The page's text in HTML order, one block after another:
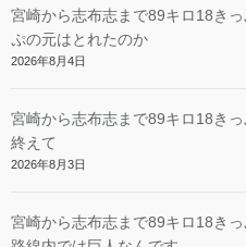
宮崎から志布志まで89キロ18き
ぷの元はとれたのか
2026年8月4日
宮崎から志布志まで89キロ18き
終えて
2026年8月3日
宮崎から志布志まで89キロ18き